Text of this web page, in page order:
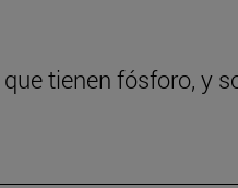
tienen fósforo, y